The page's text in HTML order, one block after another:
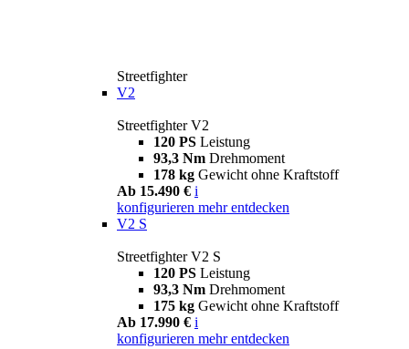
Streetfighter
V2
Streetfighter V2
120 PS Leistung
93,3 Nm Drehmoment
178 kg Gewicht ohne Kraftstoff
Ab 15.490 € i
konfigurieren mehr entdecken
V2 S
Streetfighter V2 S
120 PS Leistung
93,3 Nm Drehmoment
175 kg Gewicht ohne Kraftstoff
Ab 17.990 € i
konfigurieren mehr entdecken